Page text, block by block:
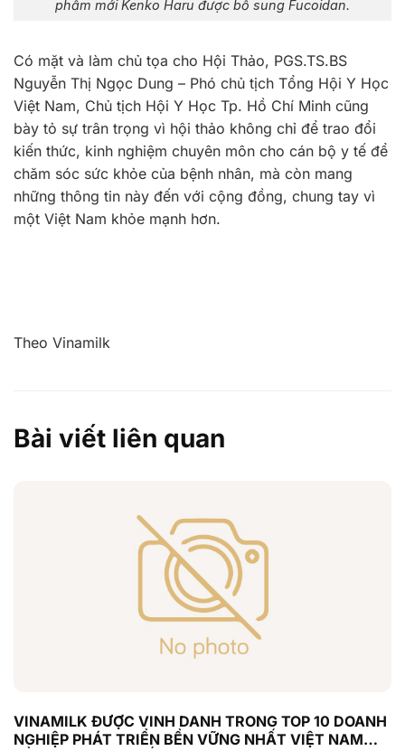
phẩm mới Kenko Haru được bổ sung Fucoidan.
Có mặt và làm chủ tọa cho Hội Thảo, PGS.TS.BS
Nguyễn Thị Ngọc Dung – Phó chủ tịch Tổng Hội Y Học
Việt Nam, Chủ tịch Hội Y Học Tp. Hồ Chí Minh cũng
bày tỏ sự trân trọng vì hội thảo không chỉ để trao đổi
kiến thức, kinh nghiệm chuyên môn cho cán bộ y tế để
chăm sóc sức khỏe của bệnh nhân, mà còn mang
những thông tin này đến với cộng đồng, chung tay vì
một Việt Nam khỏe mạnh hơn.
Theo Vinamilk
Bài viết liên quan
VINAMILK ĐƯỢC VINH DANH TRONG TOP 10 DOANH
NGHIỆP PHÁT TRIỂN BỀN VỮNG NHẤT VIỆT NAM